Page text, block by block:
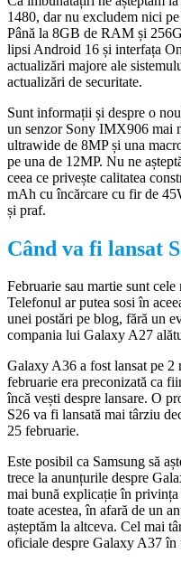
1480, dar nu excludem nici
Până la 8GB de RAM și
lipsi Android 16 și interfața
actualizări majore ale
actualizări de securitate.
Sunt informații și despre o
un senzor Sony IMX906 mai
ultrawide de 8MP și una
pe una de 12MP. Nu ne
ceea ce privește calitatea
mAh cu încărcare cu fir de
și praf.
Când va fi lansat
Februarie sau martie sunt
Telefonul ar putea sosi în
unei postări pe blog, fără un
compania lui Galaxy A27
Galaxy A36 a fost lansat pe 2
februarie era preconizată ca
încă vești despre lansare. O
S26 va fi lansată mai târziu
25 februarie.
Este posibil ca Samsung să
trece la anunțurile despre
mai bună explicație în
toate acestea, în afară de un
așteptăm la altceva. Cel mai
oficiale despre Galaxy A37 în